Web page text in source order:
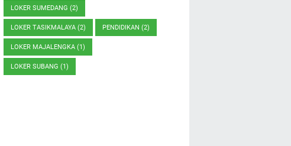
LOKER SUMEDANG (2)
LOKER TASIKMALAYA (2) PENDIDIKAN (2)
LOKER MAJALENGKA (1)
LOKER SUBANG (1)